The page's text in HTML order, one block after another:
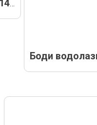
Боди 11482